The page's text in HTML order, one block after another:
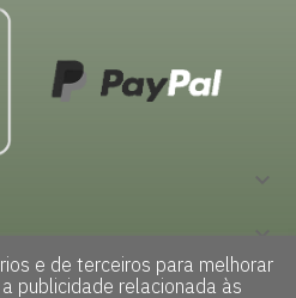
keyboard_arrow_down
e de terceiros para melhorar
publicidade relacionada às